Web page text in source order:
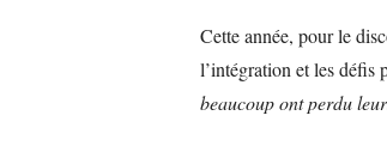
Cette année, pour le
l’intégration et les défis
beaucoup ont perdu